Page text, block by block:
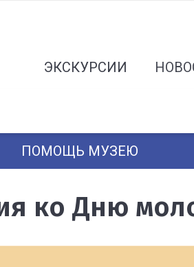
ЭКСКУРСИИ
ПОМОЩЬ МУЗЕЮ
ко Дню